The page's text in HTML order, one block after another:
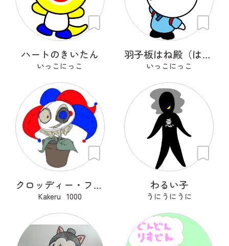
ハートのきいたん
いっこにっこ
羽子板はね殿（はごいたはねどの）
いっこにっこ
クロッディー・フロッティー
Kakeru_1000
わるい子
うにうにうに